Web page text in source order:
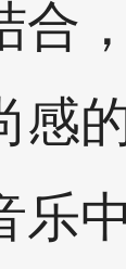
合
感